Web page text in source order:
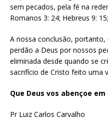
sem pecados, pela fé na
Romanos 3: 24; Hebreus 9:
A nossa conclusão, portanto,
perdão a Deus por nossos
eliminada desde quando se
sacrifício de Cristo feito uma
Que Deus vos abençoe em
Pr Luiz Carlos Carvalho